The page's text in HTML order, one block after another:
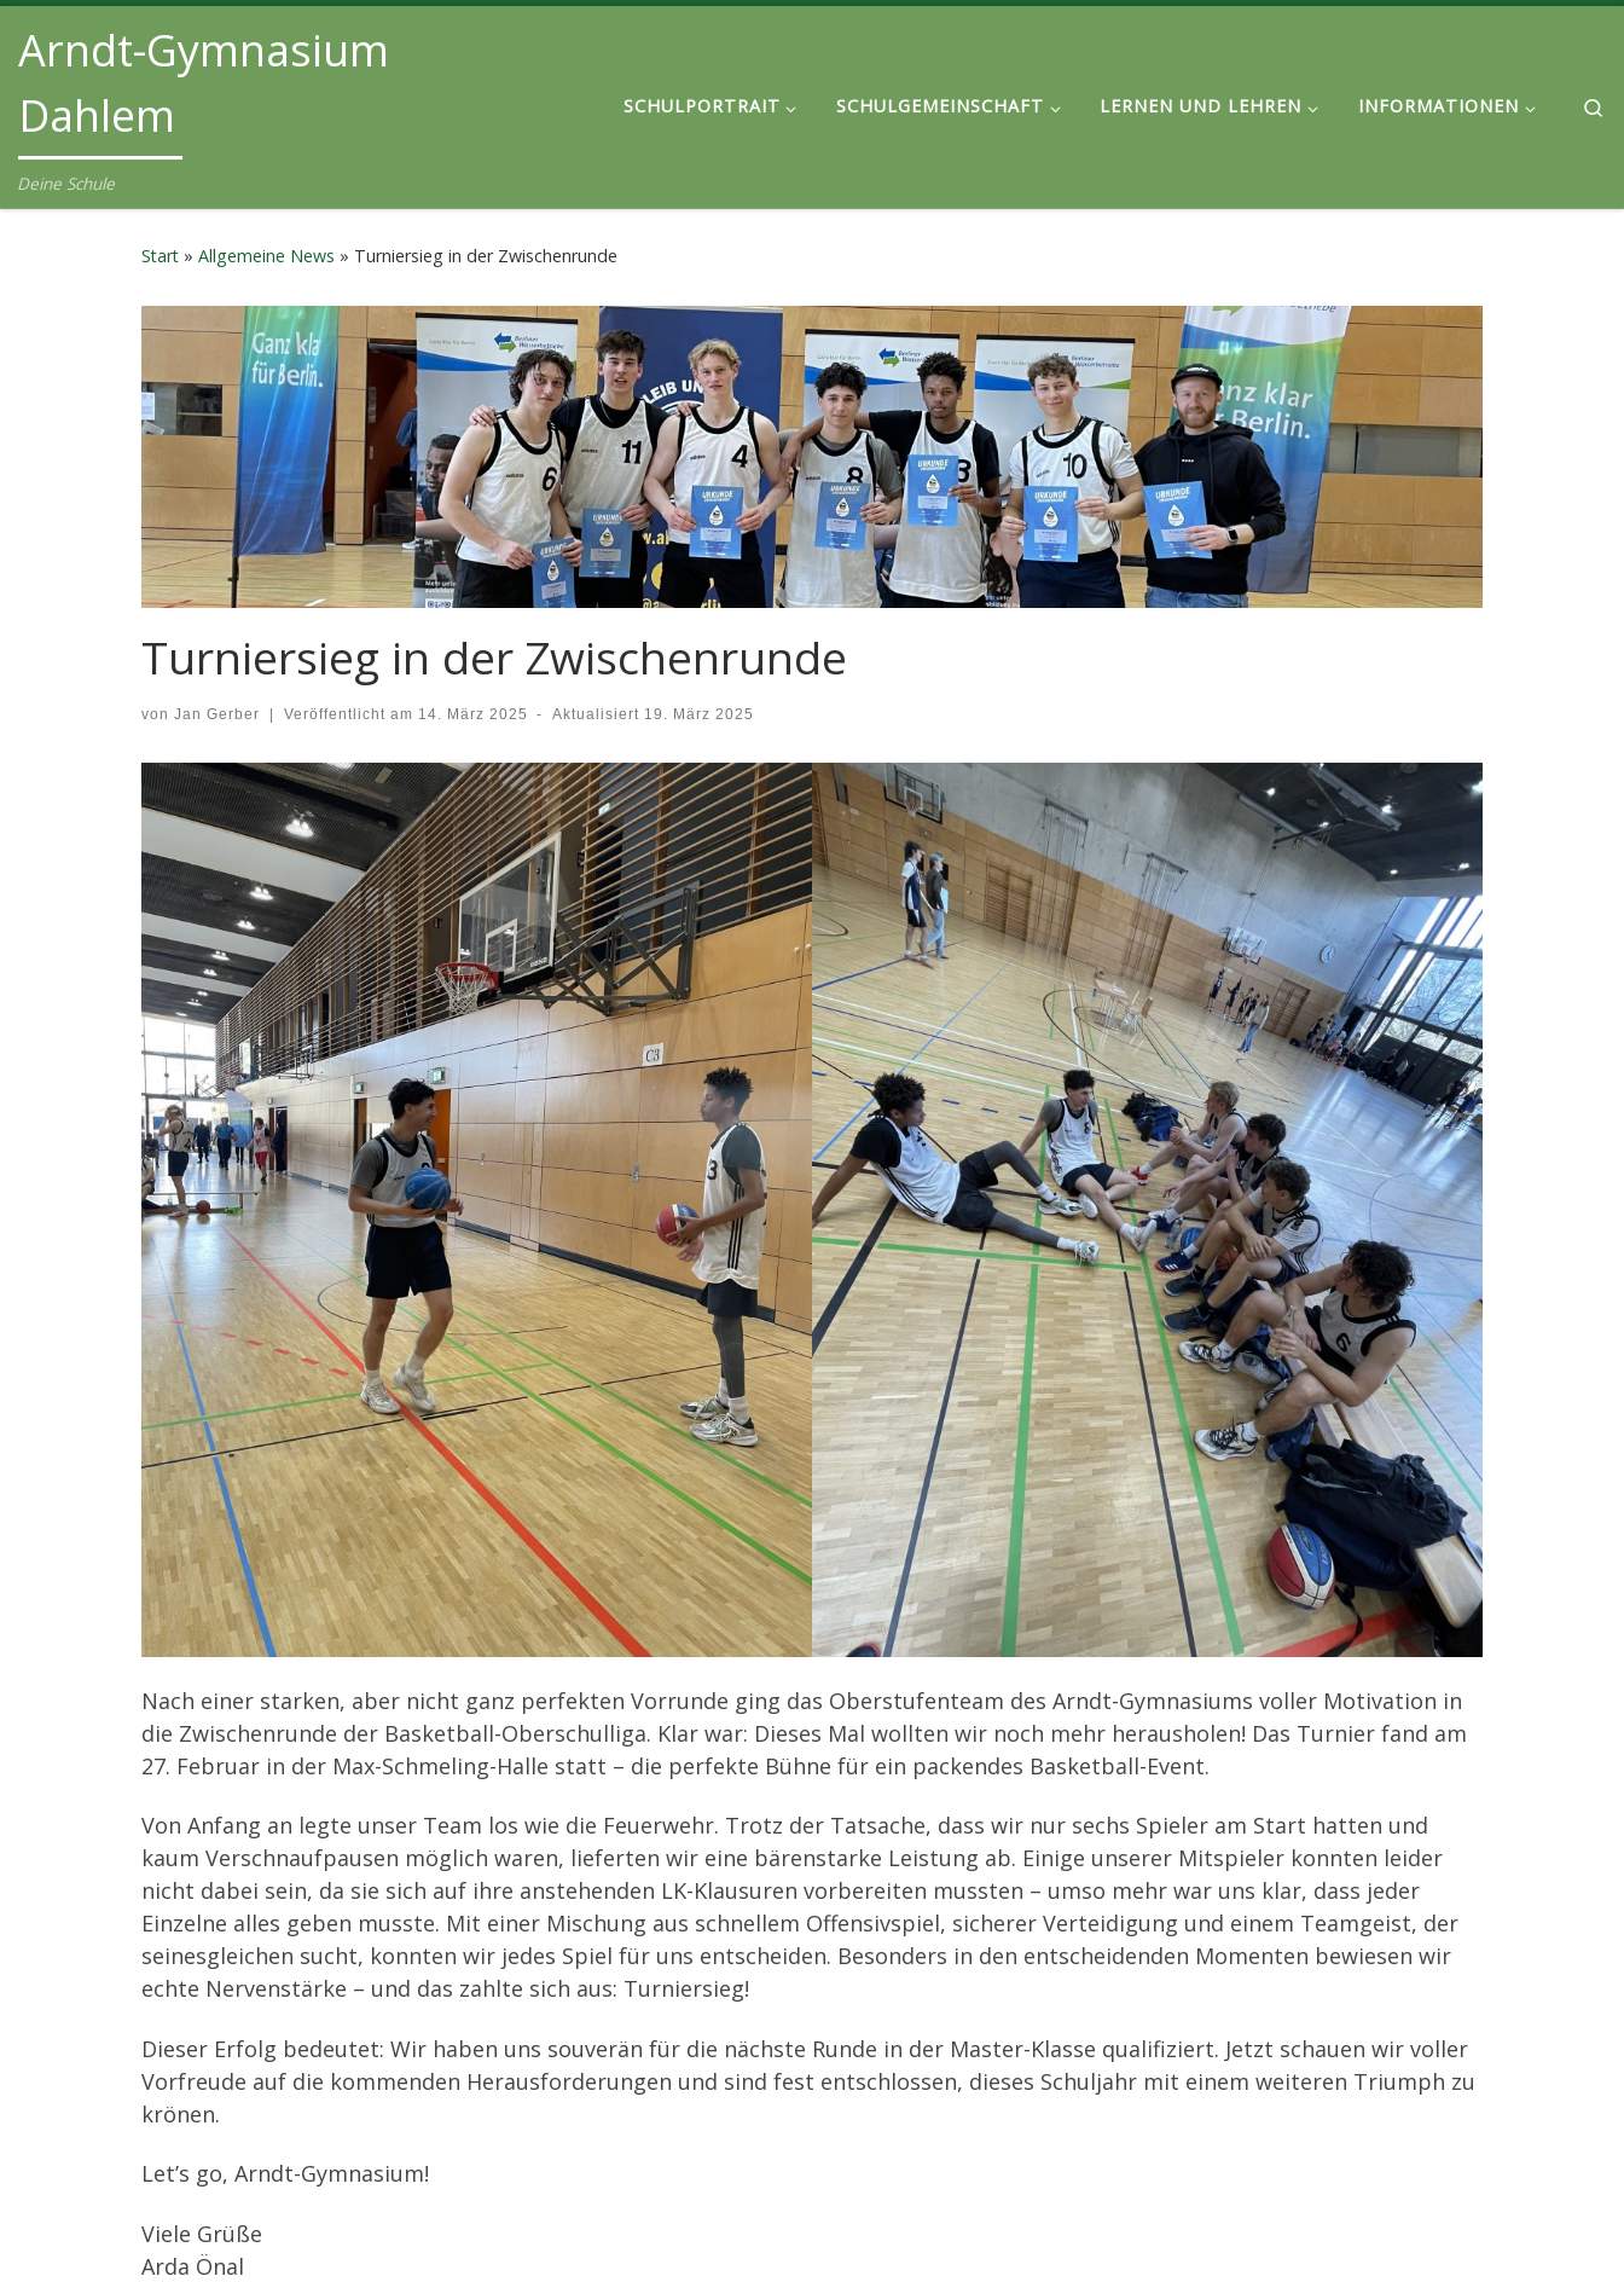
Zum Inhalt springen
Arndt-Gymnasium
Dahlem
Deine Schule
SCHULPORTRAIT SCHULGEMEINSCHAFT LERNEN UND LEHREN INFORMATIONEN
Start » Allgemeine News » Turniersieg in der Zwischenrunde
Turniersieg in der Zwischenrunde
von Jan Gerber Veröffentlicht am 14. März 2025 - Aktualisiert 19. März 2025
Nach einer starken, aber nicht ganz perfekten Vorrunde ging das Oberstufenteam des Arndt-Gymnasiums voller Motivation in
die Zwischenrunde der Basketball-Oberschulliga. Klar war: Dieses Mal wollten wir noch mehr herausholen! Das Turnier fand am
27. Februar in der Max-Schmeling-Halle statt – die perfekte Bühne für ein packendes Basketball-Event.
Von Anfang an legte unser Team los wie die Feuerwehr. Trotz der Tatsache, dass wir nur sechs Spieler am Start hatten und
kaum Verschnaufpausen möglich waren, lieferten wir eine bärenstarke Leistung ab. Einige unserer Mitspieler konnten leider
nicht dabei sein, da sie sich auf ihre anstehenden LK-Klausuren vorbereiten mussten – umso mehr war uns klar, dass jeder
Einzelne alles geben musste. Mit einer Mischung aus schnellem Offensivspiel, sicherer Verteidigung und einem Teamgeist, der
seinesgleichen sucht, konnten wir jedes Spiel für uns entscheiden. Besonders in den entscheidenden Momenten bewiesen wir
echte Nervenstärke – und das zahlte sich aus: Turniersieg!
Dieser Erfolg bedeutet: Wir haben uns souverän für die nächste Runde in der Master-Klasse qualifiziert. Jetzt schauen wir voller
Vorfreude auf die kommenden Herausforderungen und sind fest entschlossen, dieses Schuljahr mit einem weiteren Triumph zu
krönen.
Let’s go, Arndt-Gymnasium!
Viele Grüße
Arda Önal